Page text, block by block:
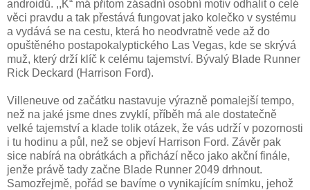
androidů. ,,K“ má přitom zásadní osobní motiv odhalit o celé
věci pravdu a tak přestává fungovat jako kolečko v systému
a vydává se na cestu, která ho neodvratně vede až do
opuštěného postapokalyptického Las Vegas, kde se skrývá
muž, který drží klíč k celému tajemství. Bývalý Blade Runner
Rick Deckard (Harrison Ford).
Villeneuve od začátku nastavuje výrazně pomalejší tempo,
než na jaké jsme dnes zvyklí, příběh má ale dostatečně
velké tajemství a klade tolik otázek, že vás udrží v pozornosti
i tu hodinu a půl, než se objeví Harrison Ford. Závěr pak
sice nabírá na obrátkách a přichází něco jako akční finále,
jenže právě tady začne Blade Runner 2049 drhnout.
Samozřejmě, pořád se bavíme o vynikajícím snímku, jehož